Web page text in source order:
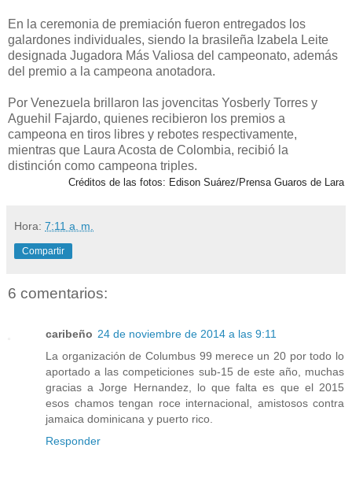
En la ceremonia de premiación fueron entregados los
galardones individuales, siendo la brasileña Izabela Leite
designada Jugadora Más Valiosa del campeonato, además
del premio a la campeona anotadora.
Por Venezuela brillaron las jovencitas Yosberly Torres y
Aguehil Fajardo, quienes recibieron los premios a
campeona en tiros libres y rebotes respectivamente,
mientras que Laura Acosta de Colombia, recibió la
distinción como campeona triples.
Créditos de las fotos: Edison Suárez/Prensa Guaros de Lara
Hora: 7:11 a. m.
Compartir
6 comentarios:
caribeño 24 de noviembre de 2014 a las 9:11
La organización de Columbus 99 merece un 20 por todo lo
aportado a las competiciones sub-15 de este año, muchas
gracias a Jorge Hernandez, lo que falta es que el 2015
esos chamos tengan roce internacional, amistosos contra
jamaica dominicana y puerto rico.
Responder